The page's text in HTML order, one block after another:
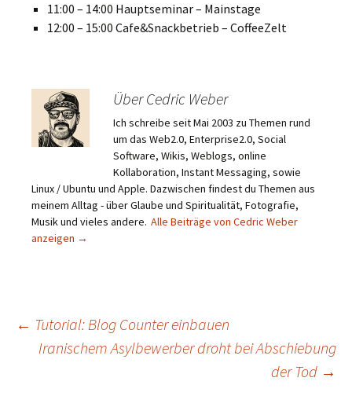
11:00 – 14:00 Hauptseminar – Mainstage
12:00 – 15:00 Cafe&Snackbetrieb – CoffeeZelt
Über Cedric Weber
Ich schreibe seit Mai 2003 zu Themen rund
um das Web2.0, Enterprise2.0, Social
Software, Wikis, Weblogs, online
Kollaboration, Instant Messaging, sowie
Linux / Ubuntu und Apple. Dazwischen findest du Themen aus
meinem Alltag - über Glaube und Spiritualität, Fotografie,
Musik und vieles andere. Alle Beiträge von Cedric Weber
anzeigen →
Beitragsnavigation
← Tutorial: Blog Counter einbauen
Iranischem Asylbewerber droht bei Abschiebung
der Tod →